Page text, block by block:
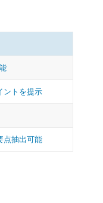
ントを提示
点抽出可能